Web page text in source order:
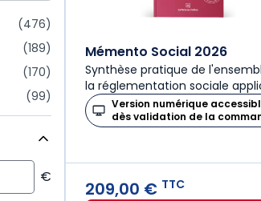
476
189
170
99
99
98
92
85
Mémento Social 2026
Synthèse pratique de
la réglementation sociale
Version numérique
dès validation de la
209,00 € TTC